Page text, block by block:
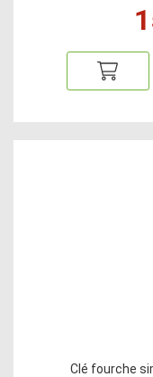
Clé fourche